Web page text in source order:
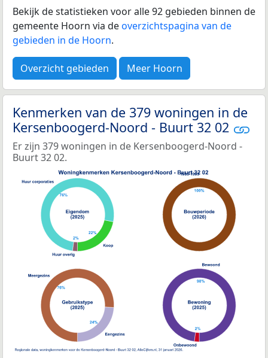
Bekijk de statistieken voor alle 92 gebieden binnen de
gemeente Hoorn via deoverzichtspagina van de
gebieden in de Hoorn.
Overzicht gebieden Meer Hoorn
Kenmerken van de 379 woningen in de
Kersenboogerd-Noord - Buurt 32 02
Er zijn 379 woningen in de Kersenboogerd-Noord -
Buurt 32 02.